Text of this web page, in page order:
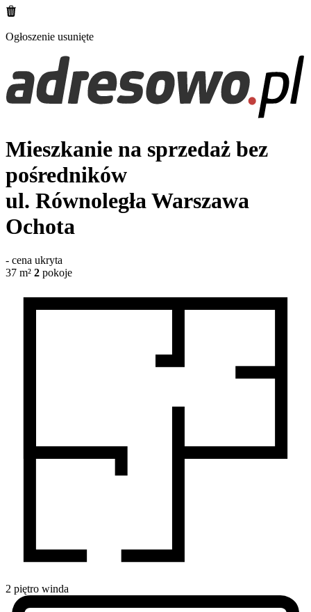
Ogłoszenie usunięte
Mieszkanie na sprzedaż bez
pośredników
ul. Równoległa Warszawa
Ochota
- cena ukryta
37 m² 2 pokoje
2 piętro winda